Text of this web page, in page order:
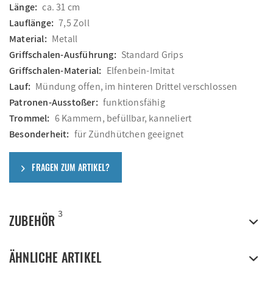
Länge: ca. 31 cm
Lauflänge: 7,5 Zoll
Material: Metall
Griffschalen-Ausführung: Standard Grips
Griffschalen-Material: Elfenbein-Imitat
Lauf: Mündung offen, im hinteren Drittel verschlossen
Patronen-Ausstoßer: funktionsfähig
Trommel: 6 Kammern, befüllbar, kanneliert
Besonderheit: für Zündhütchen geeignet
FRAGEN ZUM ARTIKEL?
ZUBEHÖR 3
ÄHNLICHE ARTIKEL